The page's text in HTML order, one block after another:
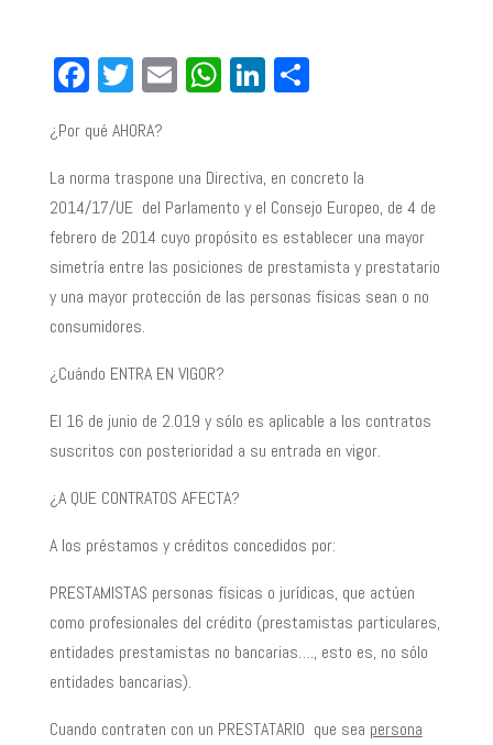
Fa
bo
ok
T
tt
er
E W
Ap
p
Li
In
Co
rti
r
¿Por qué AHORA?
La norma traspone una Directiva, en concreto la
2014/17/UE del Parlamento y el Consejo Europeo, de 4 de
febrero de 2014 cuyo propósito es establecer una mayor
simetría entre las posiciones de prestamista y prestatario
y una mayor protección de las personas físicas sean o no
consumidores.
¿Cuándo ENTRA EN VIGOR?
El 16 de junio de 2.019 y sólo es aplicable a los contratos
suscritos con posterioridad a su entrada en vigor.
¿A QUE CONTRATOS AFECTA?
A los préstamos y créditos concedidos por:
PRESTAMISTAS personas físicas o jurídicas, que actúen
como profesionales del crédito (prestamistas particulares,
entidades prestamistas no bancarias…., esto es, no sólo
entidades bancarias).
Cuando contraten con un PRESTATARIO que sea persona